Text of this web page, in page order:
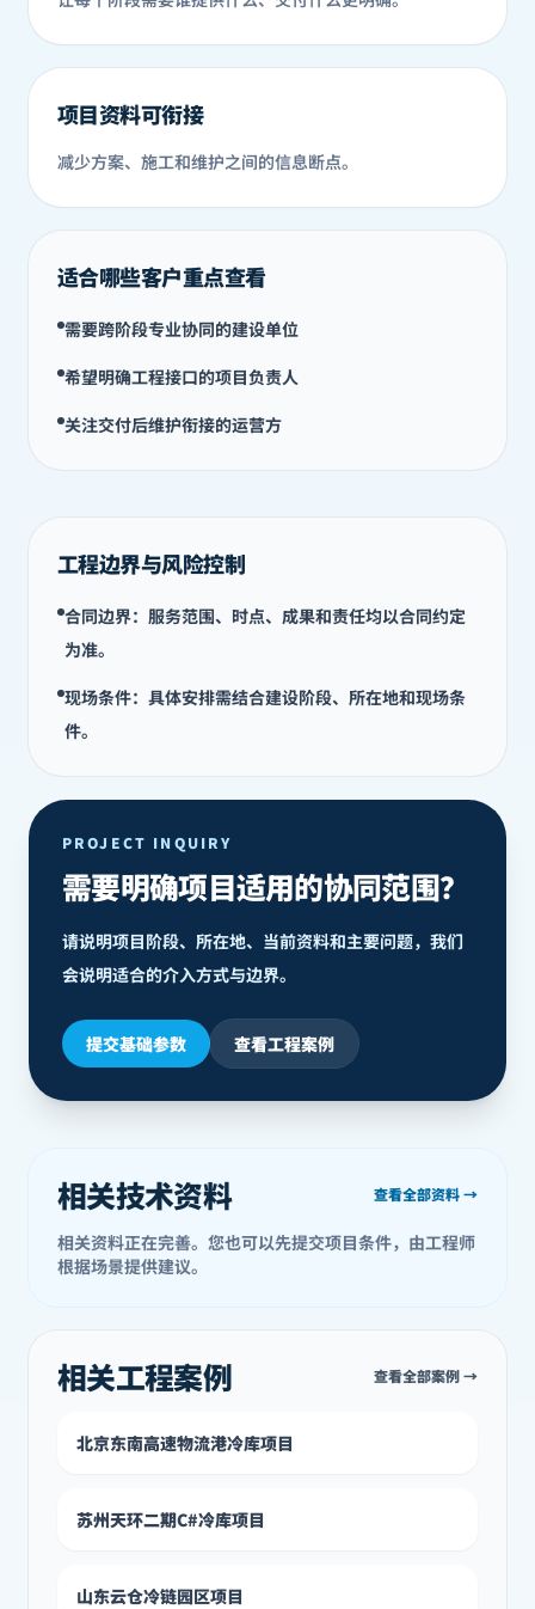
项目资料可衔接
减少方案、施工和维护之间的信息断点。
适合哪些客户重点查看
需要跨阶段专业协同的建设单位
希望明确工程接口的项目负责人
关注交付后维护衔接的运营方
工程边界与风险控制
合同边界：服务范围、时点、成果和责任均以合同约定
为准。
现场条件：具体安排需结合建设阶段、所在地和现场条
件。
PROJECT INQUIRY
需要明确项目适用的协同范围？
请说明项目阶段、所在地、当前资料和主要问题，我们
会说明适合的介入方式与边界。
提交基础参数 查看工程案例
相关技术资料 查看全部资料 →
相关资料正在完善。您也可以先提交项目条件，由工程师
根据场景提供建议。
相关工程案例 查看全部案例 →
北京东南高速物流港冷库项目
苏州天环二期C#冷库项目
山东云仓冷链园区项目